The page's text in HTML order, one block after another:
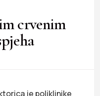
crvenim
je poliklinike